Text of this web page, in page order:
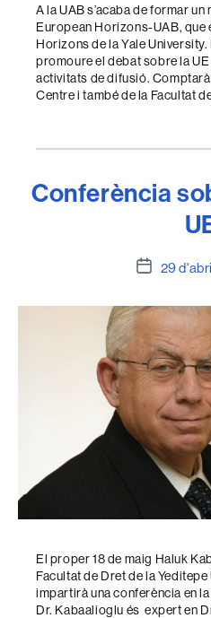
A la UAB s’acaba de formar
European Horizons-UAB, que
Horizons de la Yale
promoure el debat sobre la
activitats de difusió.
Centre i també de la Facultat
Conferència
Data
l'entrada
29
El proper 18 de maig Haluk
Facultat de Dret de la
impartirà una conferència en
Dr. Kabaalioglu és expert en